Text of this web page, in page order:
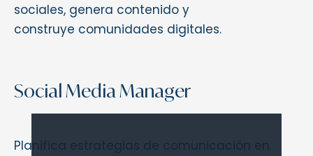
sociales, genera contenido y
construye comunidades digitales.
Social Media Manager
Planifica estrategias de comunicación en